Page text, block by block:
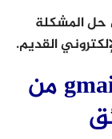
المشكلة
القديم.
طريقة استرجاع ايميل gmail من